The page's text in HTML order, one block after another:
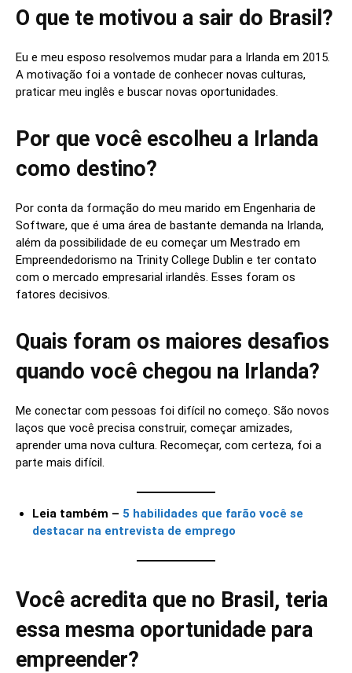
O que te motivou a sair do Brasil?
Eu e meu esposo resolvemos mudar para a Irlanda em 2015.
A motivação foi a vontade de conhecer novas culturas,
praticar meu inglês e buscar novas oportunidades.
Por que você escolheu a Irlanda
como destino?
Por conta da formação do meu marido em Engenharia de
Software, que é uma área de bastante demanda na Irlanda,
além da possibilidade de eu começar um Mestrado em
Empreendedorismo na Trinity College Dublin e ter contato
com o mercado empresarial irlandês. Esses foram os
fatores decisivos.
Quais foram os maiores desafios
quando você chegou na Irlanda?
Me conectar com pessoas foi difícil no começo. São novos
laços que você precisa construir, começar amizades,
aprender uma nova cultura. Recomeçar, com certeza, foi a
parte mais difícil.
Leia também – 5 habilidades que farão você se
destacar na entrevista de emprego
Você acredita que no Brasil, teria
essa mesma oportunidade para
empreender?